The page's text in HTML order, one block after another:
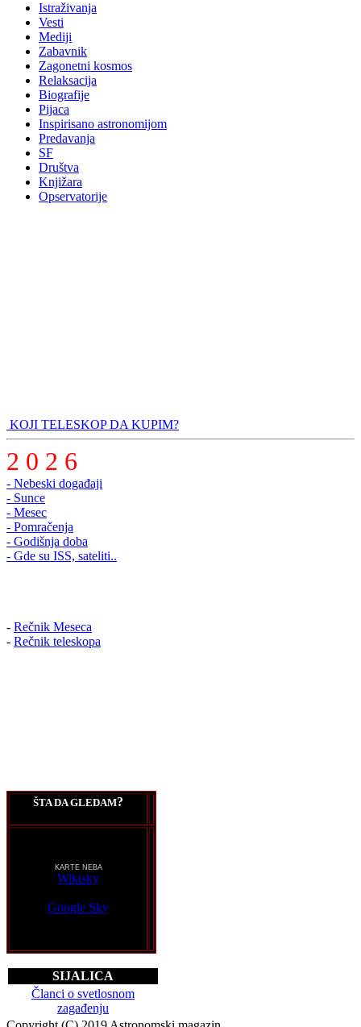
Istraživanja
Vesti
Mediji
Zabavnik
Zagonetni kosmos
Relaksacija
Biografije
Pijaca
Inspirisano astronomijom
Predavanja
SF
Društva
Knjižara
Opservatorije
KOJI TELESKOP DA KUPIM?
2 0 2 6
- Nebeski događaji
- Sunce
- Mesec
- Pomračenja
- Godišnja doba
- Gde su ISS, sateliti..
- Rečnik Meseca
- Rečnik teleskopa
ŠTA DA GLEDAM?
KARTE NEBA
Wikisky
Google Sky
SIJALICA
Članci o svetlosnom
zagađenju